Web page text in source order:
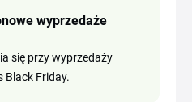
wyprzedaże
się przy wyprzedaży
Black Friday.